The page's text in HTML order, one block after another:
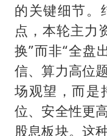
的关键细节。
点，本轮主力
换”而非“全盘
信、算力高位
场观望，而是
位、安全性更
股息板块。这